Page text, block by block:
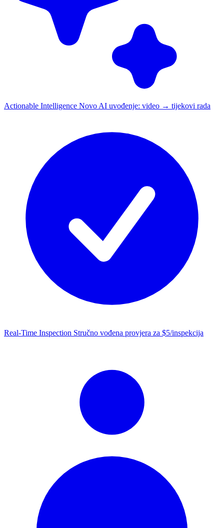
Actionable Intelligence Novo AI uvođenje: video → tijekovi rada
Real-Time Inspection Stručno vođena provjera za $5/inspekcija